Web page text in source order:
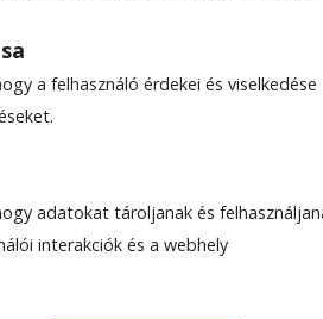
a felhasználó érdekei és viselkedése
adatokat tároljanak és
interakciók és a webhely